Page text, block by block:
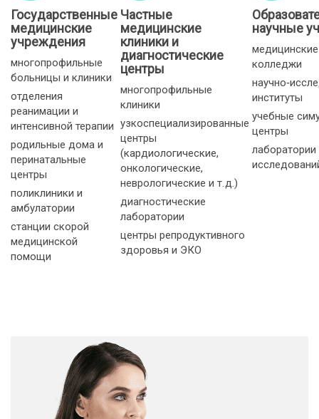
Государственные
медицинские
учреждения
многопрофильные
больницы и клиники
отделения
реанимации и
интенсивной терапии
родильные дома и
перинатальные
центры
поликлиники и
амбулатории
станции скорой
медицинской
помощи
Частные
медицинские
клиники и
диагностические
центры
многопрофильные
клиники
узкоспециализированные
центры
(кардиологические,
онкологические,
неврологические и т. д.)
диагностические
лаборатории
центры репродуктивного
здоровья и ЭКО
научные
колледжи
институты
учебные
центры
лаборатории